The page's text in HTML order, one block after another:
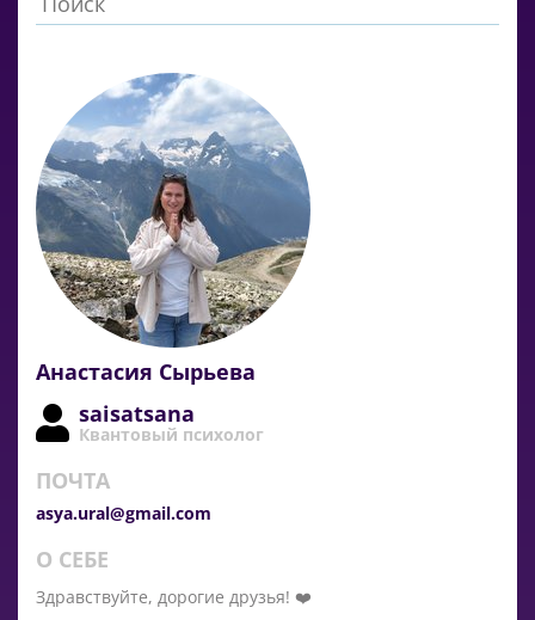
Анастасия Сырьева
saisatsana
Квантовый психолог
ПОЧТА
asya.ural@gmail.com
О СЕБЕ
Здравствуйте, дорогие друзья! ❤️